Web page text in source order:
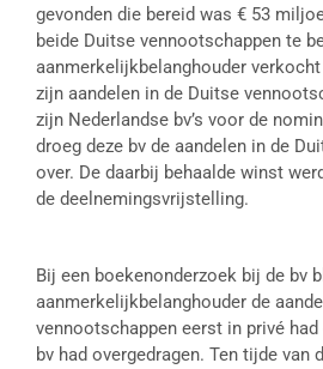
gevonden die bereid was € 53
beide Duitse vennootschappen te
aanmerkelijkbelanghouder
zijn aandelen in de Duitse
zijn Nederlandse bv’s voor de
droeg deze bv de aandelen in de
over. De daarbij behaalde winst
de deelnemingsvrijstelling.
Bij een boekenonderzoek bij de bv
aanmerkelijkbelanghouder de
vennootschappen eerst in privé
bv had overgedragen. Ten tijde van